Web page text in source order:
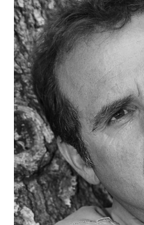
Accueil
l'Équipe
l'Agenda
En
Tournée